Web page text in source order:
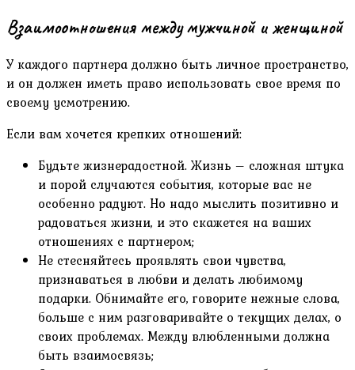
Взаимоотношения между мужчиной и женщиной
У каждого партнера должно быть личное пространство,
и он должен иметь право использовать свое время по
своему усмотрению.
Если вам хочется крепких отношений:
Будьте жизнерадостной. Жизнь – сложная штука
и порой случаются события, которые вас не
особенно радуют. Но надо мыслить позитивно и
радоваться жизни, и это скажется на ваших
отношениях с партнером;
Не стесняйтесь проявлять свои чувства,
признаваться в любви и делать любимому
подарки. Обнимайте его, говорите нежные слова,
больше с ним разговаривайте о текущих делах, о
своих проблемах. Между влюбленными должна
быть взаимосвязь;